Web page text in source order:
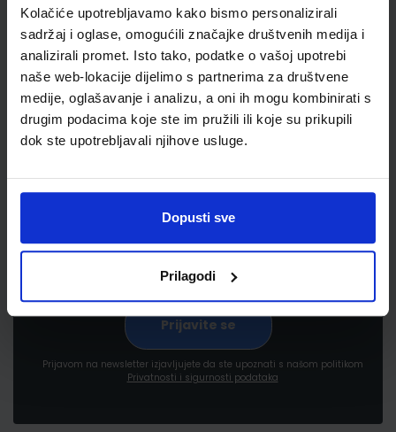
Kolačiće upotrebljavamo kako bismo personalizirali
sadržaj i oglase, omogućili značajke društvenih medija i
analizirali promet. Isto tako, podatke o vašoj upotrebi
naše web-lokacije dijelimo s partnerima za društvene
medije, oglašavanje i analizu, a oni ih mogu kombinirati s
drugim podacima koje ste im pružili ili koje su prikupili
dok ste upotrebljavali njihove usluge.
Dopusti sve
Prilagodi
Newsletter prijava
Prijavite se kako bi primali informacije o novim
proizvodima i uslugama, akcijama i drugim
pogodnostima
Prijavom na newsletter izjavljujete da ste upoznati s našom politikom
Privatnosti i sigurnosti podataka